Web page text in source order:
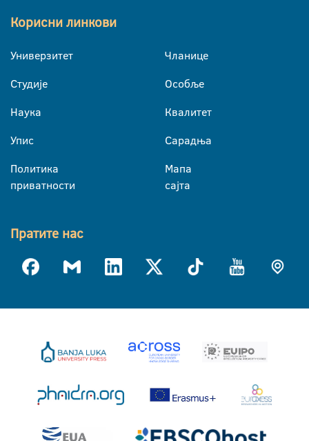
Корисни линкови
Универзитет
Студије
Наука
Упис
Политика
приватности
Чланице
Особље
Квалитет
Сарадња
Мапа
сајта
Пратите нас